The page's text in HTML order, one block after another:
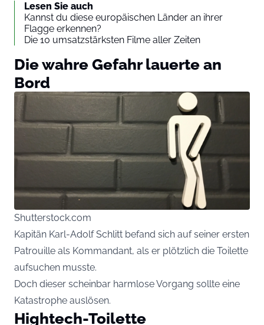
Lesen Sie auch
Kannst du diese europäischen Länder an ihrer
Flagge erkennen?
Die 10 umsatzstärksten Filme aller Zeiten
Die wahre Gefahr lauerte an
Bord
Shutterstock.com
Kapitän Karl-Adolf Schlitt befand sich auf seiner ersten
Patrouille als Kommandant, als er plötzlich die Toilette
aufsuchen musste.
Doch dieser scheinbar harmlose Vorgang sollte eine
Katastrophe auslösen.
Hightech-Toilette